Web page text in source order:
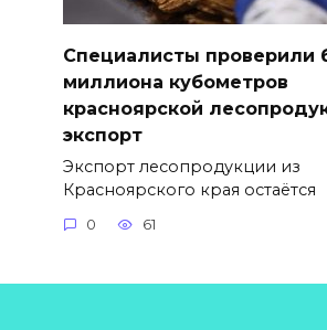
Специалисты проверили
миллиона кубометров
красноярской
экспорт
Экспорт лесопродукции из
Красноярского края остаётся
0 61